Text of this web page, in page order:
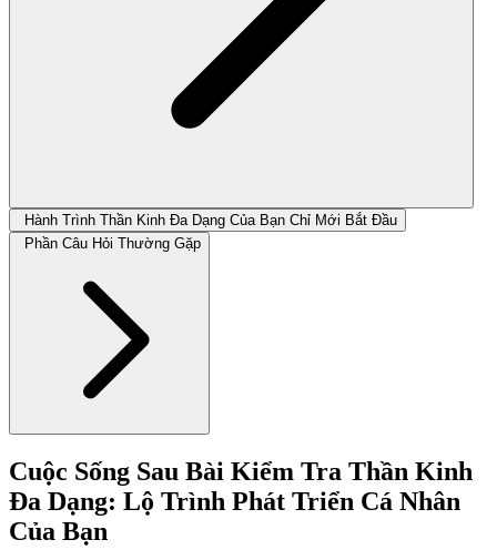
Hành Trình Thần Kinh Đa Dạng Của Bạn Chỉ Mới Bắt Đầu
Phần Câu Hỏi Thường Gặp
Cuộc Sống Sau Bài Kiểm Tra Thần Kinh
Đa Dạng: Lộ Trình Phát Triển Cá Nhân
Của Bạn